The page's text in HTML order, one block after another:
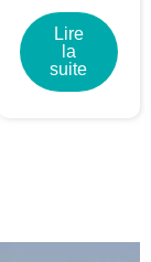
Lire
la
suite